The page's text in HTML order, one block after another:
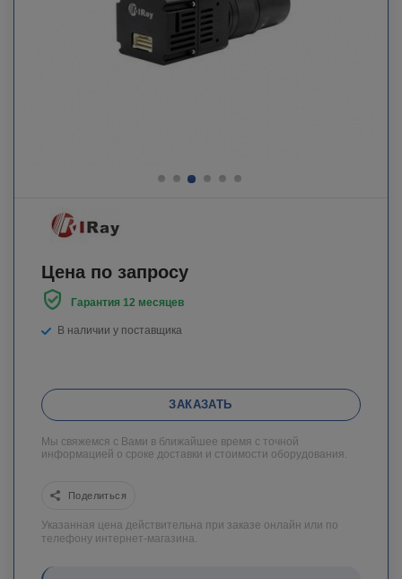
Цена по запросу
Гарантия 12 месяцев
В наличии у поставщика
ЗАКАЗАТЬ
Мы свяжемся с Вами в ближайшее время с точной
информацией о сроке доставки и стоимости оборудования.
Поделиться
Указанная цена действительна при заказе онлайн или по
телефону интернет-магазина.